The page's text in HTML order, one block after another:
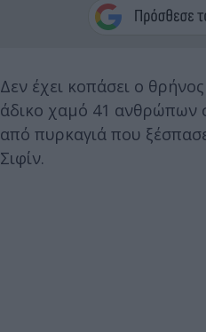
Δεν έχει κοπάσει ο
άδικο χαμό 41 ανθρώπων
από πυρκαγιά που
Σιφίν.